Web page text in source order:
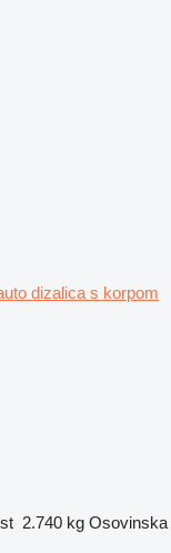
dizalica s korpom
2.740 kg Osovinska